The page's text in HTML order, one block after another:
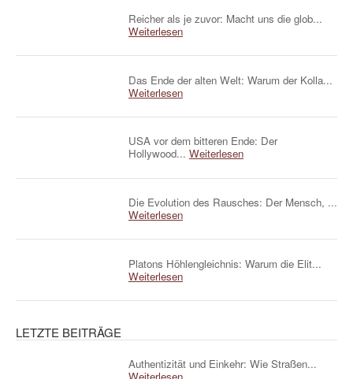
Reicher als je zuvor: Macht uns die glob...
Weiterlesen
Das Ende der alten Welt: Warum der Kolla...
Weiterlesen
USA vor dem bitteren Ende: Der
Hollywood... Weiterlesen
Die Evolution des Rausches: Der Mensch, ...
Weiterlesen
Platons Höhlengleichnis: Warum die Elit...
Weiterlesen
LETZTE BEITRÄGE
Authentizität und Einkehr: Wie Straßen...
Weiterlesen